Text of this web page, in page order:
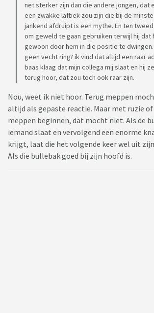
net sterker zijn dan die andere jongen, dat
een zwakke lafbek zou zijn die bij de
jankend afdruipt is een mythe. En ten
om geweld te gaan gebruiken terwijl hij dat
gewoon door hem in die positie te
geen vecht ring? ik vind dat altijd een raar
baas klaag dat mijn collega mij slaat en hij
terug hoor, dat zou toch ook raar zijn.
Nou, weet ik niet hoor. Terug meppen
altijd als gepaste reactie. Maar met ruzie
meppen beginnen, dat mocht niet. Als de
iemand slaat en vervolgend een enorme
krijgt, laat die het volgende keer wel uit
Als die bullebak goed bij zijn hoofd is.